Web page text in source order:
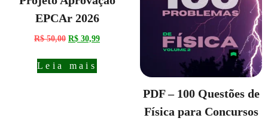
EPCAr 2026
R$50,00 R$ 30,99
Leia mais
PDF – 100 Questões de
Física para Concursos